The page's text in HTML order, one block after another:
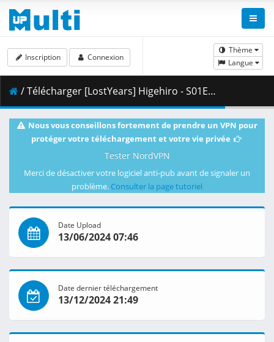
Thème
Langue
Inscription Connexion
/ Télécharger [LostYears] Higehiro - S01E13v2 (BD 1080p x265 10-bit FLAC AAC) [79380662].mkv.002 ( 480.96 MB )
Nous vous conseillons fortement de prendre un VPN pour
protéger votre téléchargement et votre vie privée
Tester NordVPN
Merci de désactiver votre logiciel anti-pub avant de signaler un
problème. Consulter la page tutoriel
Date Upload
13/06/2024 07:46
Date dernier téléchargement
13/12/2024 21:49